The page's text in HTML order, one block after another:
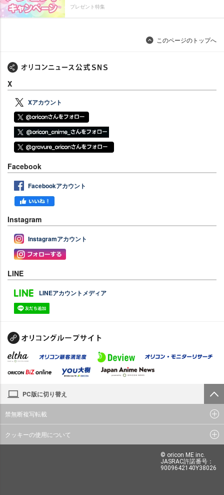
プレゼント特集
このページのトップへ
X
Xアカウント
Facebook
Facebookアカウント
Instagram
Instagramアカウント
LINE
LINEアカウントメディア
PC版に切り替え
禁無断複写転載
クッキーの使用について
© oricon ME inc.
JASRAC許諾番号：
9009642140Y38026